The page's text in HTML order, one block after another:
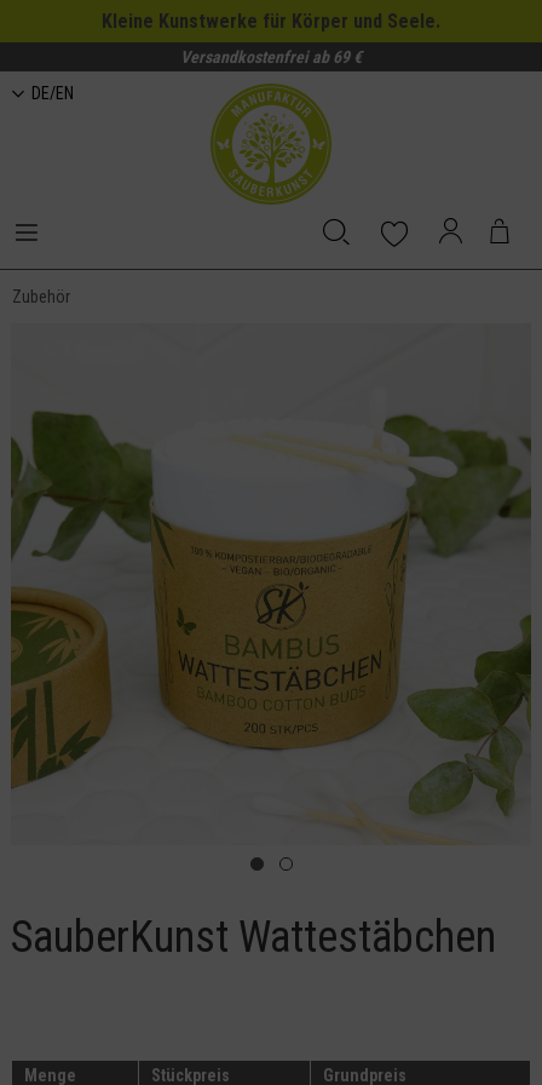
Kleine Kunstwerke für Körper und Seele.
Versandkostenfrei ab 69 €
DE/EN
Zubehör
SauberKunst Wattestäbchen
Menge Stückpreis Grundpreis